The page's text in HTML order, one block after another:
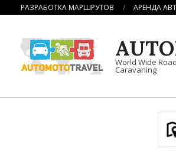
Перейти
содержимому
РАЗРАБОТКА МАРШРУТОВ АРЕНДА
World Wide
Caravaning